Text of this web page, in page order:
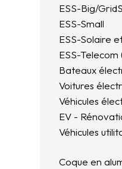
ESS-Big/
ESS-Small
ESS-Solaire
ESS-Telecom
Bateaux
Voitures
Véhicules
EV -
Véhicules
Coque en